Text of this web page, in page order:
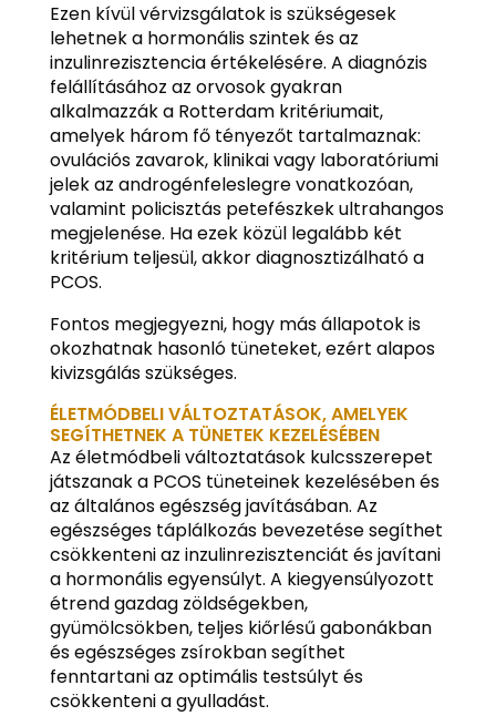
Ezen kívül vérvizsgálatok is szükségesek
lehetnek a hormonális szintek és az
inzulinrezisztencia értékelésére. A diagnózis
felállításához az orvosok gyakran
alkalmazzák a Rotterdam kritériumait,
amelyek három fő tényezőt tartalmaznak:
ovulációs zavarok, klinikai vagy laboratóriumi
jelek az androgénfeleslegre vonatkozóan,
valamint policisztás petefészkek ultrahangos
megjelenése. Ha ezek közül legalább két
kritérium teljesül, akkor diagnosztizálható a
PCOS.
Fontos megjegyezni, hogy más állapotok is
okozhatnak hasonló tüneteket, ezért alapos
kivizsgálás szükséges.
ÉLETMÓDBELI VÁLTOZTATÁSOK, AMELYEK
SEGÍTHETNEK A TÜNETEK KEZELÉSÉBEN
Az életmódbeli változtatások kulcsszerepet
játszanak a PCOS tüneteinek kezelésében és
az általános egészség javításában. Az
egészséges táplálkozás bevezetése segíthet
csökkenteni az inzulinrezisztenciát és javítani
a hormonális egyensúlyt. A kiegyensúlyozott
étrend gazdag zöldségekben,
gyümölcsökben, teljes kiőrlésű gabonákban
és egészséges zsírokban segíthet
fenntartani az optimális testsúlyt és
csökkenteni a gyulladást.